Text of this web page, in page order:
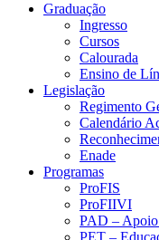
Graduação
Ingresso
Cursos
Calourada
Ensino de
Legislação
Regimento
Calendário
Enade
Programas
ProFIS
ProFIIVI
PAD –
PET –